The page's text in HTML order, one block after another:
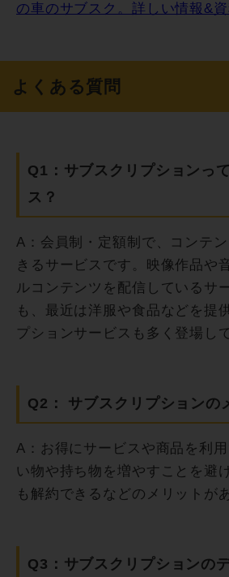
の車のサブスク。詳しい情報&資
よくある質問
Q1：サブスクリプションっ
ス？
A：会員制・定額制で、コンテ
きるサービスです。映像作品や
ルコンテンツを配信しているサ
も、最近は洋服や食品などを提
プションサービスも多く登場し
Q2： サブスクリプションの
A：お得にサービスや商品を利
い物や持ち物を増やすことを避
も解約できるなどのメリットが
Q3：サブスクリプションの